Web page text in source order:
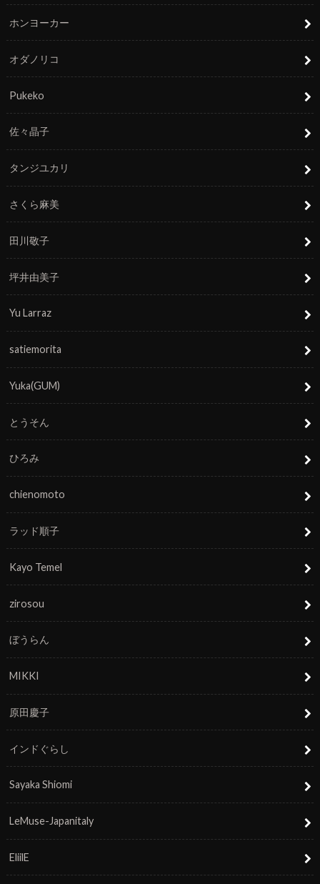
ホンヨーカー
オダノリコ
Pukeko
佐々晶子
タンジユカリ
さくら麻美
田川敬子
坪井由美子
Yu Larraz
satiemorita
Yuka(GUM)
とうそん
ひろみ
chienomoto
ラッド順子
Kayo Temel
zirosou
ぼうらん
MIKKI
原田慶子
インドぐらし
Sayaka Shiomi
LeMuse-Japanitaly
EliilE